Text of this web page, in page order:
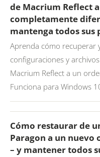
de Macrium Reflect
completamente
mantenga todos sus
Aprenda cómo recuperar
configuraciones y
Macrium Reflect a un
Funciona para Windows
Cómo restaurar de
Paragon a un nuevo
– y mantener todos